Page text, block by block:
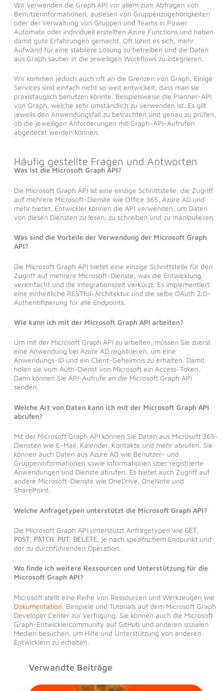
Wir verwenden die Graph API vor allem zum Abfragen von
Benutzerinformationen, auslesen von Gruppenzugehörigkeiten
oder der Verwaltung von Gruppen und Teams in Power
Automate oder individuell erstellten Azure Functions und haben
damit gute Erfahrungen gemacht. Oft lohnt es sich, mehr
Aufwand für eine stabilere Lösung zu betreiben und die Daten
aus Graph sauber in die jeweiligen Workflows zu integrieren.
Wir kommen jedoch auch oft an die Grenzen von Graph. Einige
Services sind einfach nicht so weit entwickelt, dass man sie
praxistauglich benutzen könnte. Beispielsweise die Planner-API
von Graph, welche sehr umständlich zu verwenden ist. Es gilt
jeweils den Anwendungsfall zu betrachten und genau zu prüfen,
ob die jeweiligen Anforderungen mit Graph-API-Aufrufen
abgedeckt werden können.
Häufig gestellte Fragen und Antworten
Was ist die Microsoft Graph API?
Die Microsoft Graph API ist eine einzige Schnittstelle, die Zugriff
auf mehrere Microsoft-Dienste wie Office 365, Azure AD und
mehr bietet. Entwickler können die API verwenden, um Daten
von diesen Diensten zu lesen, zu schreiben und zu manipulieren.
Was sind die Vorteile der Verwendung der Microsoft Graph
API?
Die Microsoft Graph API bietet eine einzige Schnittstelle für den
Zugriff auf mehrere Microsoft-Dienste, was die Entwicklung
vereinfacht und die Integrationszeit verkürzt. Es implementiert
eine einheitliche RESTful-Architektur und die selbe OAuth 2.0-
Authentifizierung für alle Endpoints.
Wie kann ich mit der Microsoft Graph API arbeiten?
Um mit der Microsoft Graph API zu arbeiten, müssen Sie zuerst
eine Anwendung bei Azure AD registrieren, um eine
Anwendungs-ID und ein Client-Geheimnis zu erhalten. Damit
holen sie vom Auth-Dienst von Microsoft ein Access-Token.
Dann können Sie API-Aufrufe an die Microsoft Graph API
senden.
Welche Art von Daten kann ich mit der Microsoft Graph API
abrufen?
Mit der Microsoft Graph API können Sie Daten aus Microsoft 365-
Diensten wie E-Mail, Kalender, Kontakte und mehr abrufen. Sie
können auch Daten aus Azure AD wie Benutzer- und
Gruppeninformationen sowie Informationen über registrierte
Anwendungen und Dienste abrufen. Es bietet auch Zugriff auf
andere Microsoft-Dienste wie OneDrive, OneNote und
SharePoint.
Welche Anfragetypen unterstützt die Microsoft Graph API?
Die Microsoft Graph API unterstützt Anfragetypen wie GET,
POST, PATCH, PUT, DELETE, je nach spezifischem Endpunkt und
der zu durchführenden Operation.
Wo finde ich weitere Ressourcen und Unterstützung für die
Microsoft Graph API?
Microsoft stellt eine Reihe von Ressourcen und Werkzeugen wie
Dokumentation , Beispiele und Tutorials auf dem Microsoft Graph
Developer Center zur Verfügung. Sie können auch die Microsoft
Graph-Entwicklercommunity auf GitHub und anderen sozialen
Medien besuchen, um Hilfe und Unterstützung von anderen
Entwicklern zu erhalten.
Verwandte Beiträge